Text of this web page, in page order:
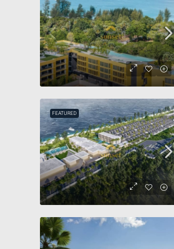
FEATURED